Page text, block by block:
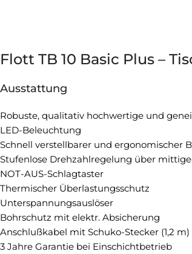
Flott TB 10 Basic Plus –
Ausstattung
Robuste, qualitativ hochwertige und
LED-Beleuchtung
Schnell verstellbarer und ergonomischer
Stufenlose Drehzahlregelung über
NOT-AUS-Schlagtaster
Thermischer Überlastungsschutz
Unterspannungsauslöser
Bohrschutz mit elektr. Absicherung
Anschlußkabel mit Schuko-Stecker (1,2 m)
3 Jahre Garantie bei Einschichtbetrieb